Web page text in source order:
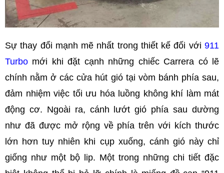
Sự thay đổi mạnh mẽ nhất trong thiết kế đối với 911
Turbo mới khi đặt cạnh những chiếc Carrera có lẽ
chính nằm ở các cửa hút gió tại vòm bánh phía sau,
đảm nhiệm việc tối ưu hóa luồng không khí làm mát
động cơ. Ngoài ra, cánh lướt gió phía sau dường
như đã được mở rộng về phía trên với kích thước
lớn hơn tuy nhiên khi cụp xuống, cánh gió này chỉ
giống như một bộ lip. Một trong những chi tiết đặc